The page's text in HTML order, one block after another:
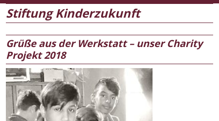
Stiftung Kinderzukunft
Grüße aus der Werkstatt – unser Charity
Projekt 2018